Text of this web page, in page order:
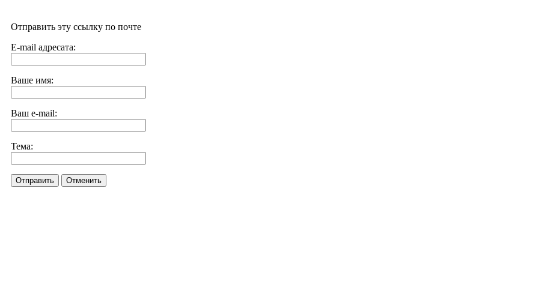
Отправить эту ссылку по почте
E-mail адресата:
Ваше имя:
Ваш e-mail:
Тема:
Отправить Отменить